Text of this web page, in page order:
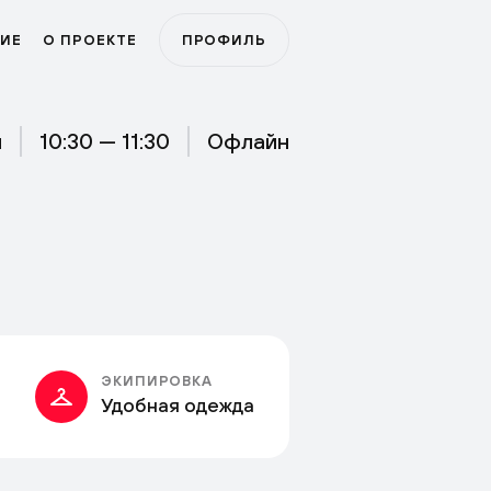
О ПРОЕКТЕ ПРОФИЛЬ
10:30 — 11:30 Офлайн
ЭКИПИРОВКА
Удобная одежда